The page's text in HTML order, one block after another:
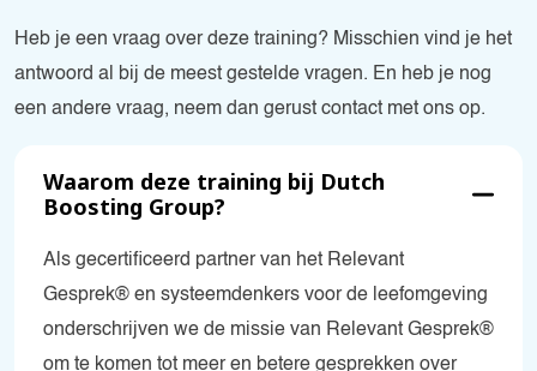
Heb je een vraag over deze training? Misschien vind je het
antwoord al bij de meest gestelde vragen. En heb je nog
een andere vraag, neem dan gerust contact met ons op.
Waarom deze training bij Dutch
Boosting Group?
Als gecertificeerd partner van het Relevant
Gesprek® en systeemdenkers voor de leefomgeving
onderschrijven we de missie van Relevant Gesprek®
om te komen tot meer en betere gesprekken over